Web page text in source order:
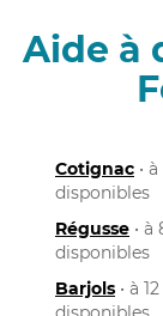
Aide à
Cotignac •
disponibles
Régusse •
disponibles
Barjols • à